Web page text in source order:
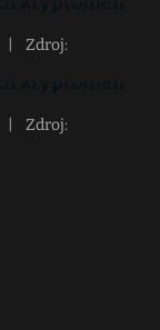
Zdroj:
Zdroj: